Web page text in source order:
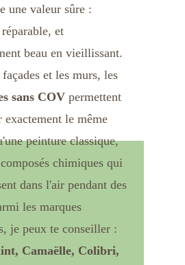
une valeur sûre :
et
beau en vieillissant.
et les murs, les
sans COV permettent
exactement le même
peinture classique,
chimiques qui
dans l'air pendant des
les marques
je peux te conseiller :
Camaëlle, Colibri,